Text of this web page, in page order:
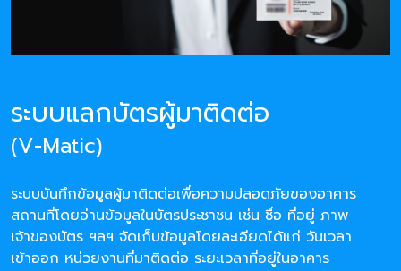
ระบบแลกบัตรผู้มาติดต่อ
(V-Matic)
ระบบบันทึกข้อมูลผู้มาติดต่อเพื่อความปลอดภัยของอาคาร
สถานที่โดยอ่านข้อมูลในบัตรประชาชน เช่น ชื่อ ที่อยู่ ภาพ
เจ้าของบัตร ฯลฯ จัดเก็บข้อมูลโดยละเอียดได้แก่ วันเวลา
เข้าออก หน่วยงานที่มาติดต่อ ระยะเวลาที่อยู่ในอาคาร